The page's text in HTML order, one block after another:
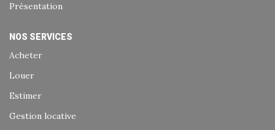
Présentation
NOS SERVICES
Acheter
Louer
Estimer
Gestion locative